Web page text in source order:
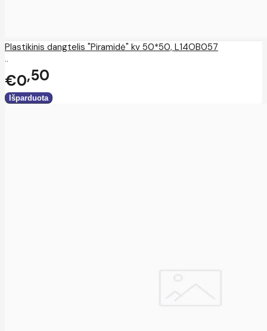
Plastikinis dangtelis "Piramidė" kv 50*50, L14OB057
..
€0 50